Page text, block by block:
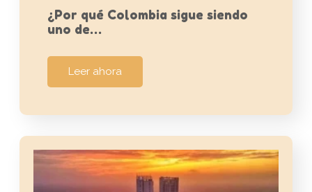
¿Por qué Colombia sigue siendo
uno de…
Leer ahora